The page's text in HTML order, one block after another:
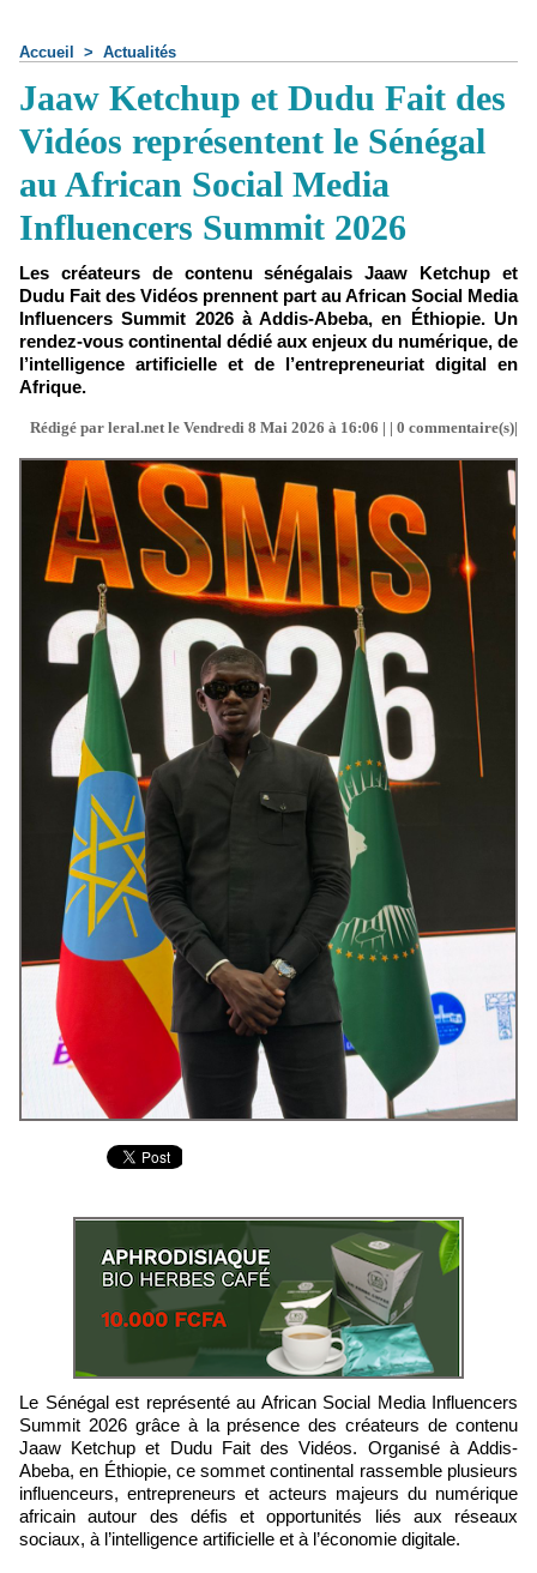
Accueil > Actualités
Jaaw Ketchup et Dudu Fait des
Vidéos représentent le Sénégal
au African Social Media
Influencers Summit 2026
Les créateurs de contenu sénégalais Jaaw Ketchup et
Dudu Fait des Vidéos prennent part au African Social Media
Influencers Summit 2026 à Addis-Abeba, en Éthiopie. Un
rendez-vous continental dédié aux enjeux du numérique, de
l’intelligence artificielle et de l’entrepreneuriat digital en
Afrique.
Rédigé par leral.net le Vendredi 8 Mai 2026 à 16:06 | | 0 commentaire(s)|
Le Sénégal est représenté au African Social Media Influencers
Summit 2026 grâce à la présence des créateurs de contenu
Jaaw Ketchup et Dudu Fait des Vidéos. Organisé à Addis-
Abeba, en Éthiopie, ce sommet continental rassemble plusieurs
influenceurs, entrepreneurs et acteurs majeurs du numérique
africain autour des défis et opportunités liés aux réseaux
sociaux, à l’intelligence artificielle et à l’économie digitale.